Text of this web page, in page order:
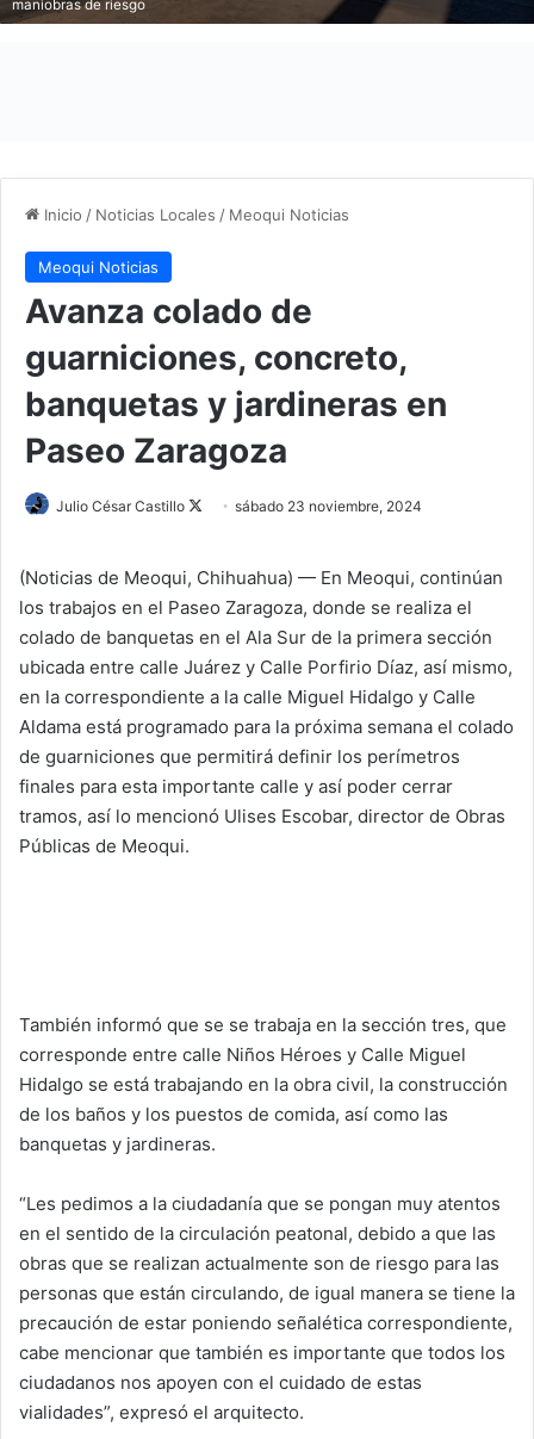
maniobras de riesgo
Inicio / Noticias Locales / Meoqui Noticias
Meoqui Noticias
Avanza colado de
guarniciones, concreto,
banquetas y jardineras en
Paseo Zaragoza
Julio César Castillo
o
w
o
n
X
sábado 23 noviembre, 2024
(Noticias de Meoqui, Chihuahua) — En Meoqui, continúan
los trabajos en el Paseo Zaragoza, donde se realiza el
colado de banquetas en el Ala Sur de la primera sección
ubicada entre calle Juárez y Calle Porfirio Díaz, así mismo,
en la correspondiente a la calle Miguel Hidalgo y Calle
Aldama está programado para la próxima semana el colado
de guarniciones que permitirá definir los perímetros
finales para esta importante calle y así poder cerrar
tramos, así lo mencionó Ulises Escobar, director de Obras
Públicas de Meoqui.
También informó que se se trabaja en la sección tres, que
corresponde entre calle Niños Héroes y Calle Miguel
Hidalgo se está trabajando en la obra civil, la construcción
de los baños y los puestos de comida, así como las
banquetas y jardineras.
“Les pedimos a la ciudadanía que se pongan muy atentos
en el sentido de la circulación peatonal, debido a que las
obras que se realizan actualmente son de riesgo para las
personas que están circulando, de igual manera se tiene la
precaución de estar poniendo señalética correspondiente,
cabe mencionar que también es importante que todos los
ciudadanos nos apoyen con el cuidado de estas
vialidades”, expresó el arquitecto.